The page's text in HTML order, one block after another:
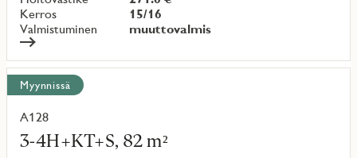
Kerros
15/16
Valmistuminen
muuttovalmis
Myynnissä
A128
3-4H+KT+S, 82 m²
Lue
lisää
kohteesta